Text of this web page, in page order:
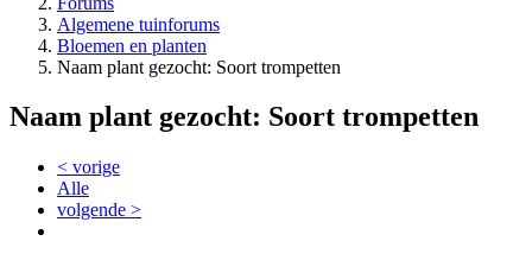
Algemene tuinforums
Bloemen en planten
Naam plant gezocht: Soort trompetten
Naam plant gezocht: Soort trompetten
< vorige
Alle
volgende >